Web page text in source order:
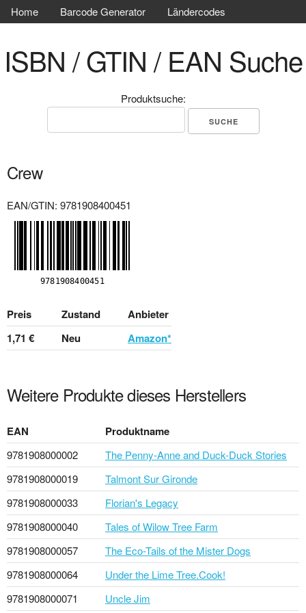
Home Barcode Generator Ländercodes
ISBN / GTIN / EAN Suche
Produktsuche:
Crew
EAN/GTIN: 9781908400451
Preis Zustand
Anbieter
1,71 €
Neu Amazon*
Weitere Produkte dieses Herstellers
EAN Produktname
9781908000002
The Penny-Anne and Duck-Duck Stories
9781908000019
Talmont Sur Gironde
9781908000033
Florian's Legacy
9781908000040
Tales of Wilow Tree Farm
9781908000057
The Eco-Tails of the Mister Dogs
9781908000064
Under the Lime Tree.Cook!
9781908000071
Uncle Jim